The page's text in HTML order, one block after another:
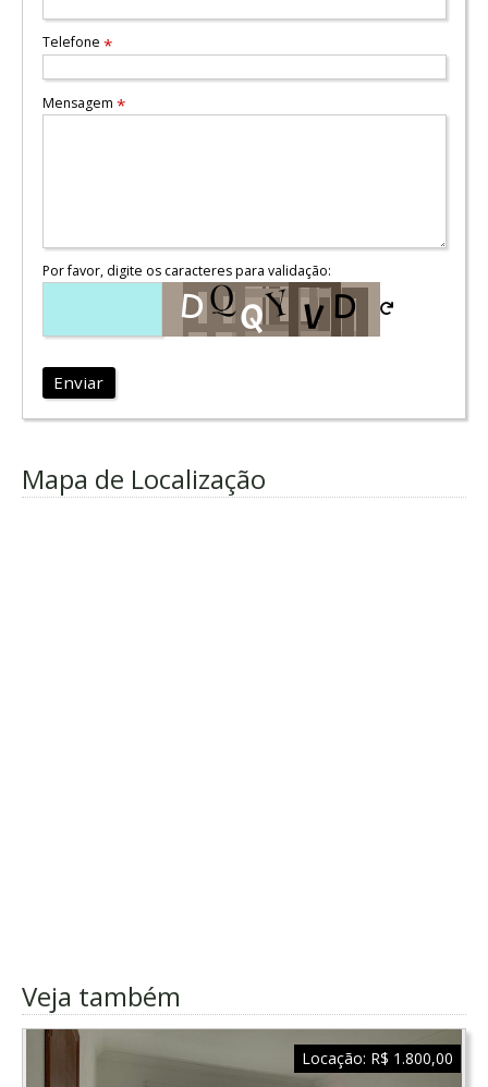
Telefone *
Mensagem *
Por favor, digite os caracteres para validação:
Enviar
Mapa de Localização
Veja também
Locação: R$ 1.800,00